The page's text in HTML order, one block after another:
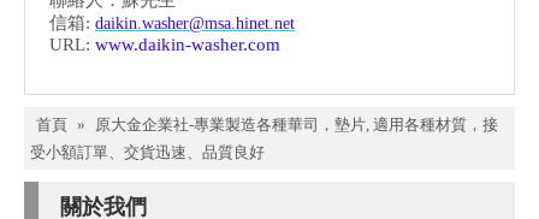
信箱: daikin.washer@msa.hinet.net
URL: www.daikin-washer.com
首頁 »
原大金企業社-專業製造各種華司，墊片, 適用各種材質，接
受小額訂單、交貨迅速、品質良好
關於我們